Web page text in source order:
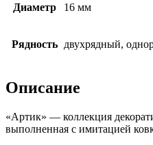
Диаметр 16 мм
Рядность двухрядный,
Описание
«Артик» — коллекция
выполненная с имитацией